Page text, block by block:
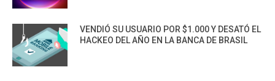
VENDIÓ SU USUARIO POR $1.000 Y DESATÓ EL
HACKEO DEL AÑO EN LA BANCA DE BRASIL